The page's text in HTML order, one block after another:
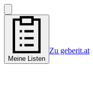
Meine Listen
Zu geberit.at